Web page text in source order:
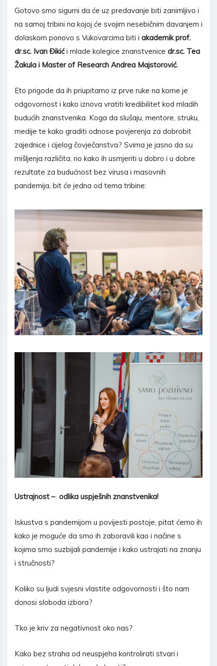
Gotovo smo sigurni da će uz predavanje biti zanimljivo i
na samoj tribini na kojoj će svojim nesebičnim davanjem i
dolaskom ponovo s Vukovarcima biti i akademik prof.
dr.sc. Ivan Đikići mlade kolegice znanstvenice dr.sc. Tea
Žakula i Master of Research Andrea Majstorović.
Eto prigode da ih priupitamo iz prve ruke na kome je
odgovornost i kako iznova vratiti kredibilitet kod mladih
budućih znanstvenika. Koga da slušaju, mentore, struku,
medije te kako graditi odnose povjerenja za dobrobit
zajednice i cijelog čovječanstva? Svima je jasno da su
mišljenja različita, no kako ih usmjeriti u dobro i u dobre
rezultate za budućnost bez virusa i masovnih
pandemija, bit će jedna od tema tribine:
Ustrajnost – odlika uspješnih znanstvenika!
Iskustva s pandemijom u povijesti postoje, pitat ćemo ih
kako je moguće da smo ih zaboravili kao i načine s
kojima smo suzbijali pandemije i kako ustrajati na znanju
i stručnosti?
Koliko su ljudi svjesni vlastite odgovornosti i što nam
donosi sloboda izbora?
Tko je kriv za negativnost oko nas?
Kako bez straha od neuspjeha kontrolirati stvari i